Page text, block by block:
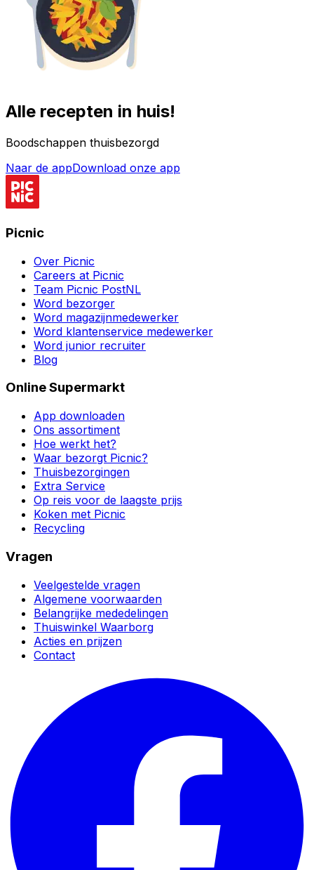
Alle recepten in huis!
Boodschappen thuisbezorgd
Naar de appDownload onze app
Picnic
Over Picnic
Careers at Picnic
Team Picnic PostNL
Word bezorger
Word magazijnmedewerker
Word klantenservice medewerker
Word junior recruiter
Blog
Online Supermarkt
App downloaden
Ons assortiment
Hoe werkt het?
Waar bezorgt Picnic?
Thuisbezorgingen
Extra Service
Op reis voor de laagste prijs
Koken met Picnic
Recycling
Vragen
Veelgestelde vragen
Algemene voorwaarden
Belangrijke mededelingen
Thuiswinkel Waarborg
Acties en prijzen
Contact